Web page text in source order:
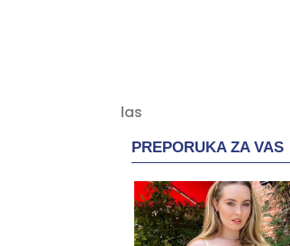
PREPORUKA ZA VAS